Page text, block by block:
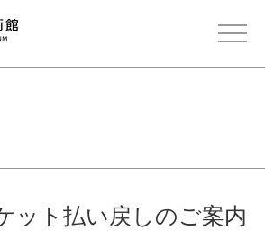
ット払い戻しのご案内